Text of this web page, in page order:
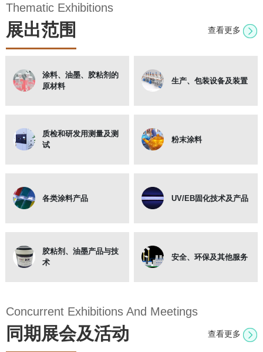
Thematic Exhibitions
展出范围 查看更多
涂料、油墨、胶粘剂的
原材料
生产、包装设备及装置
质检和研发用测量及测
试
粉末涂料
各类涂料产品 UV/EB固化技术及产品
胶粘剂、油墨产品与技
术
安全、环保及其他服务
Concurrent Exhibitions And Meetings
同期展会及活动 查看更多